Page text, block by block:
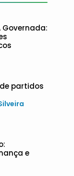
Governada:
partidos
e